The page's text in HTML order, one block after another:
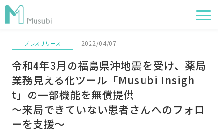
電子薬歴
服薬フォロー
経営管理
AI在庫管理
事例
プレスリリース 2022/04/07
令和4年3月の福島県沖地震を受け、薬局
業務見える化ツール「Musubi Insigh
t」の一部機能を無償提供
～来局できていない患者さんへのフォロ
ーを支援～